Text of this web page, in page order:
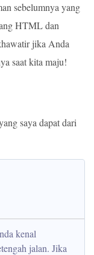
sebelumnya yang
HTML dan
jika Anda
saat kita maju!
saya dapat dari
kenal
jalan. Jika